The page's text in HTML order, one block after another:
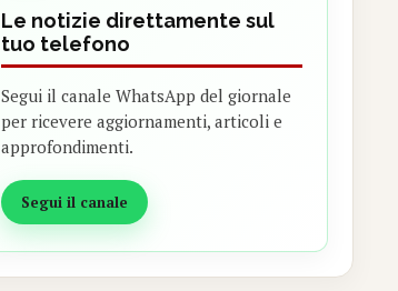
Le notizie direttamente sul
tuo telefono
Segui il canale WhatsApp del giornale
per ricevere aggiornamenti, articoli e
approfondimenti.
Segui il canale